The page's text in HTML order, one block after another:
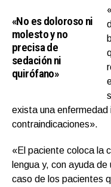
«No es doloroso ni
molesto y no
precisa de
sedación ni
quirófano»
exista una
contraindicaciones».
«El paciente coloca la
lengua y, con ayuda
caso de los pacientes